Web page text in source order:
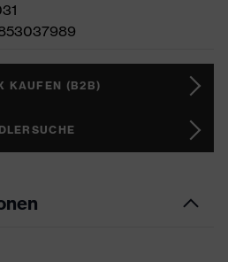
KAUFEN (B2B)